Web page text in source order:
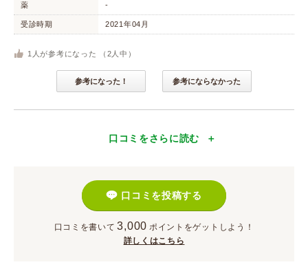
薬 -
受診時期 2021年04月
1 人が参考になった （ 2 人中）
参考になった！ 参考にならなかった
口コミをさらに読む
口コミを投稿する
口コミを書いて 3,000 ポイント をゲットしよう！
詳しくはこちら